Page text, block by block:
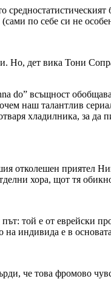
по себе си не
Но, дет вика Тони
do” всъщност
наш талантлив
хладилника, за да
отколешен приятел
хора, щот тя
той е от еврейски
на индивида е в
че това фромово